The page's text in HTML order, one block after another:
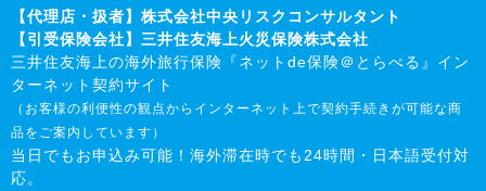
【代理店・扱者】株式会社中央リスクコンサルタント
【引受保険会社】三井住友海上火災保険株式会社
三井住友海上の海外旅行保険『ネットde保険＠とらべる』イン
ターネット契約サイト
（お客様の利便性の観点からインターネット上で契約手続きが可能な商
品をご案内しています）
当日でもお申込み可能！海外滞在時でも24時間・日本語受付対
応。